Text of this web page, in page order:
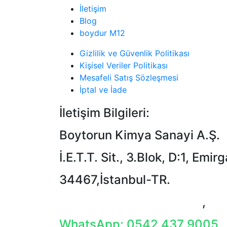
İletişim
Blog
boydur M12
Gizlilik ve Güvenlik Politikası
Kişisel Veriler Politikası
Mesafeli Satış Sözleşmesi
İptal ve İade
İletişim Bilgileri:
Boytorun Kimya Sanayi A.Ş.
İ.E.T.T. Sit., 3.Blok, D:1,
34467,İstanbul-TR.
,